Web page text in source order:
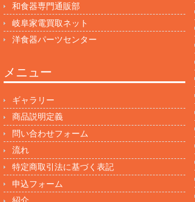
和食器専門通販部
岐阜家電買取ネット
洋食器パーツセンター
メニュー
ギャラリー
商品説明定義
問い合わせフォーム
流れ
特定商取引法に基づく表記
申込フォーム